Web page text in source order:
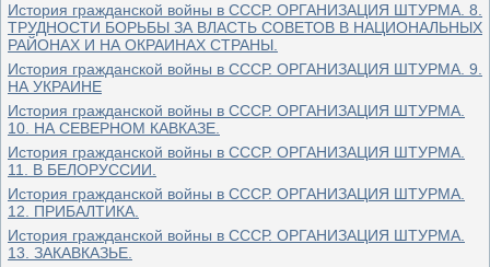
История гражданской войны в СССР. ОРГАНИЗАЦИЯ ШТУРМА. 8.
ТРУДНОСТИ БОРЬБЫ ЗА ВЛАСТЬ СОВЕТОВ В НАЦИОНАЛЬНЫХ
РАЙОНАХ И НА ОКРАИНАХ СТРАНЫ.
История гражданской войны в СССР. ОРГАНИЗАЦИЯ ШТУРМА. 9.
НА УКРАИНЕ
История гражданской войны в СССР. ОРГАНИЗАЦИЯ ШТУРМА.
10. НА СЕВЕРНОМ КАВКАЗЕ.
История гражданской войны в СССР. ОРГАНИЗАЦИЯ ШТУРМА.
11. В БЕЛОРУССИИ.
История гражданской войны в СССР. ОРГАНИЗАЦИЯ ШТУРМА.
12. ПРИБАЛТИКА.
История гражданской войны в СССР. ОРГАНИЗАЦИЯ ШТУРМА.
13. ЗАКАВКАЗЬЕ.